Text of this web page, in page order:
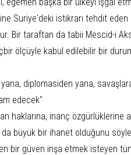
Suriye'deki istikrarı tehdit eden
Bir taraftan da tabii Mescid-i
ölçüyle kabul edilebilir bir
diplomasiden yana,
edecek"
haklarına, inanç özgürlüklerine
büyük bir ihanet olduğunu
bir güven inşa etmek isteyen